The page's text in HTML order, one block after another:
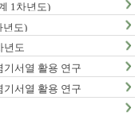
1차년도)
년도)
년도
서열 활용 연구
서열 활용 연구